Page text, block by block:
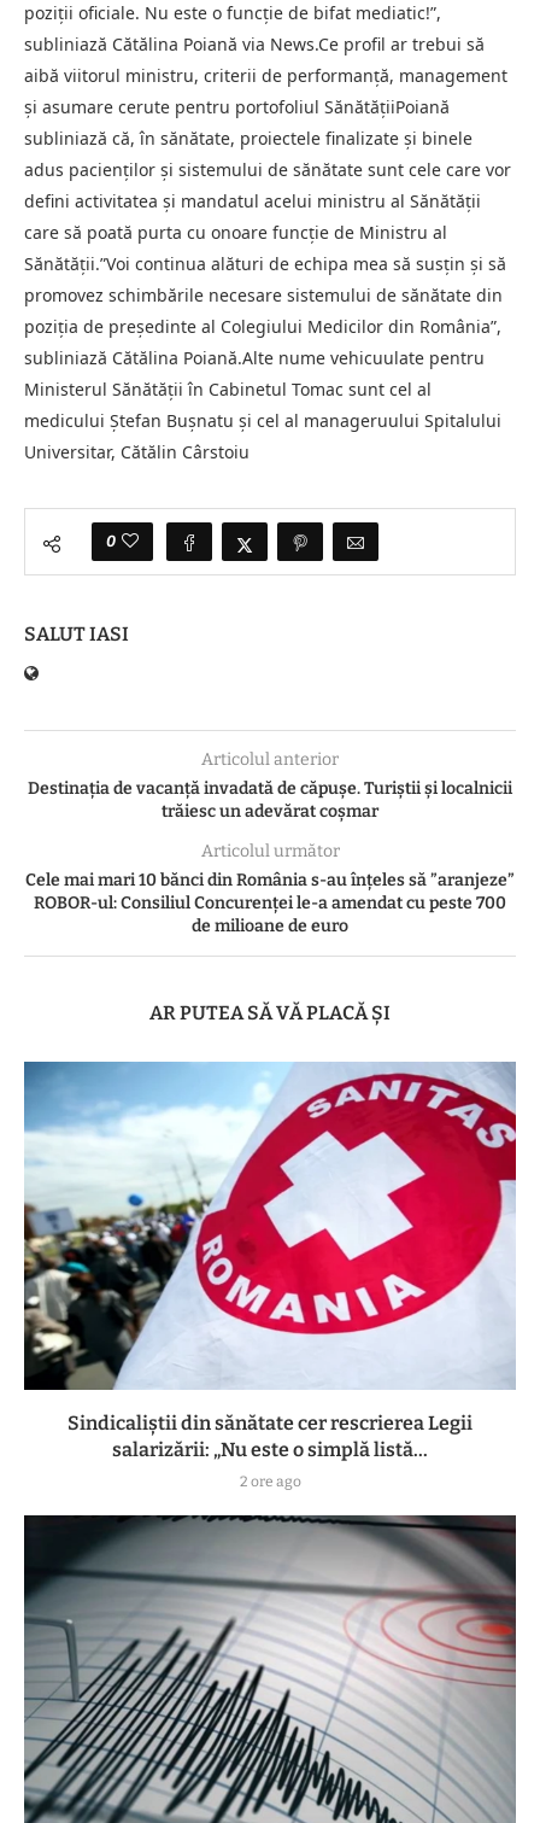
poziţii oficiale. Nu este o funcţie de bifat mediatic!”,
subliniază Cătălina Poiană via News.Ce profil ar trebui să
aibă viitorul ministru, criterii de performanță, management
și asumare cerute pentru portofoliul SănătățiiPoiană
subliniază că, în sănătate, proiectele finalizate şi binele
adus pacienţilor şi sistemului de sănătate sunt cele care vor
defini activitatea şi mandatul acelui ministru al Sănătăţii
care să poată purta cu onoare funcţie de Ministru al
Sănătăţii.”Voi continua alături de echipa mea să susţin şi să
promovez schimbările necesare sistemului de sănătate din
poziţia de preşedinte al Colegiului Medicilor din România”,
subliniază Cătălina Poiană.Alte nume vehicuulate pentru
Ministerul Sănătăţii în Cabinetul Tomac sunt cel al
medicului Ştefan Buşnatu şi cel al manageruului Spitalului
Universitar, Cătălin Cârstoiu
0
SALUT IASI
Articolul anterior
Destinația de vacanță invadată de căpușe. Turiștii și localnicii
trăiesc un adevărat coșmar
Articolul următor
Cele mai mari 10 bănci din România s-au înțeles să ”aranjeze”
ROBOR-ul: Consiliul Concurenței le-a amendat cu peste 700
de milioane de euro
AR PUTEA SĂ VĂ PLACĂ ȘI
Sindicaliștii din sănătate cer rescrierea Legii
salarizării: „Nu este o simplă listă...
2 ore ago